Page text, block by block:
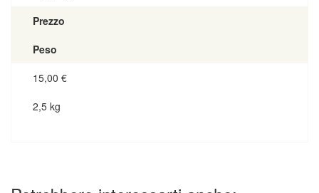
Prezzo
Peso
15,00 €
2,5 kg